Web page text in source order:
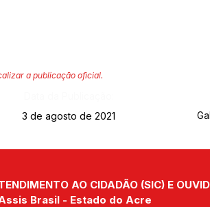
a publicação oficial.
3 de agosto de 2021
AO CIDADÃO (SIC) E
Brasil - Estado do Acre